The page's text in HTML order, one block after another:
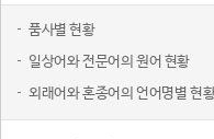
품사별 현황
일상어와 전문어의 원어 현황
외래어와 혼종어의 언어명별 현